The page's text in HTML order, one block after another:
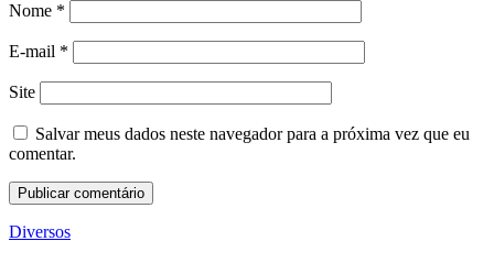
Nome *
E-mail *
Site
Salvar meus dados neste navegador para a próxima vez que eu
comentar.
Diversos